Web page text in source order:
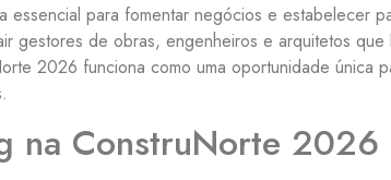
essencial para fomentar negócios e estabelecer
gestores de obras, engenheiros e arquitetos que
2026 funciona como uma oportunidade única
na ConstruNorte 2026